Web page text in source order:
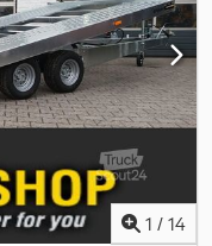
1 / 14